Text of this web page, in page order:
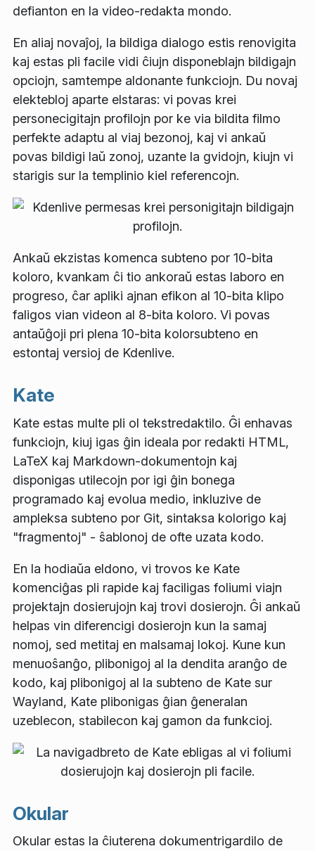
defianton en la video-redakta mondo.
En aliaj novaĵoj, la bildiga dialogo estis renovigita
kaj estas pli facile vidi ĉiujn disponeblajn bildigajn
opciojn, samtempe aldonante funkciojn. Du novaj
elektebloj aparte elstaras: vi povas krei
personecigitajn profilojn por ke via bildita filmo
perfekte adaptu al viaj bezonoj, kaj vi ankaŭ
povas bildigi laŭ zonoj, uzante la gvidojn, kiujn vi
starigis sur la templinio kiel referencojn.
Ankaŭ ekzistas komenca subteno por 10-bita
koloro, kvankam ĉi tio ankoraŭ estas laboro en
progreso, ĉar apliki ajnan efikon al 10-bita klipo
faligos vian videon al 8-bita koloro. Vi povas
antaŭĝoji pri plena 10-bita kolorsubteno en
estontaj versioj de Kdenlive.
Kate
Kate estas multe pli ol tekstredaktilo. Ĝi enhavas
funkciojn, kiuj igas ĝin ideala por redakti HTML,
LaTeX kaj Markdown-dokumentojn kaj
disponigas utilecojn por igi ĝin bonega
programado kaj evolua medio, inkluzive de
ampleksa subteno por Git, sintaksa kolorigo kaj
"fragmentoj" - ŝablonoj de ofte uzata kodo.
En la hodiaŭa eldono, vi trovos ke Kate
komenciĝas pli rapide kaj faciligas foliumi viajn
projektajn dosierujojn kaj trovi dosierojn. Ĝi ankaŭ
helpas vin diferencigi dosierojn kun la samaj
nomoj, sed metitaj en malsamaj lokoj. Kune kun
menuoŝanĝo, plibonigoj al la dendita aranĝo de
kodo, kaj plibonigoj al la subteno de Kate sur
Wayland, Kate plibonigas ĝian ĝeneralan
uzeblecon, stabilecon kaj gamon da funkcioj.
Okular
Okular estas la ĉiuterena dokumentrigardilo de